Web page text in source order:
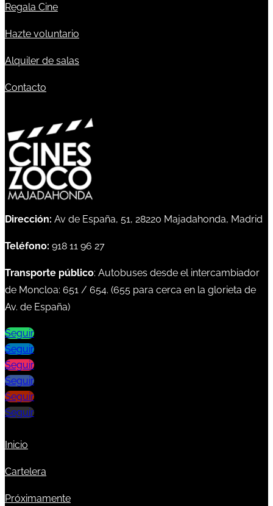
Regala Cine
Hazte voluntario
Alquiler de salas
Contacto
Dirección: Av de España, 51, 28220 Majadahonda, Madrid
Teléfono: 918 11 96 27
Transporte público: Autobuses desde el intercambiador
de Moncloa: 651 / 654. (655 para cerca en la glorieta de
Av. de España)
Seguir
Seguir
Seguir
Seguir
Seguir
Seguir
Inicio
Cartelera
Próximamente